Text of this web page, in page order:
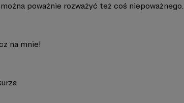
poważnie rozważyć też coś niepoważnego.
na mnie!